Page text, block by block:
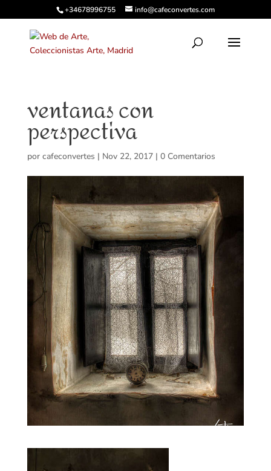
+34678996755 info@cafeconvertes.com
ventanas con
perspectiva
por cafeconvertes | Nov 22, 2017| 0 Comentarios